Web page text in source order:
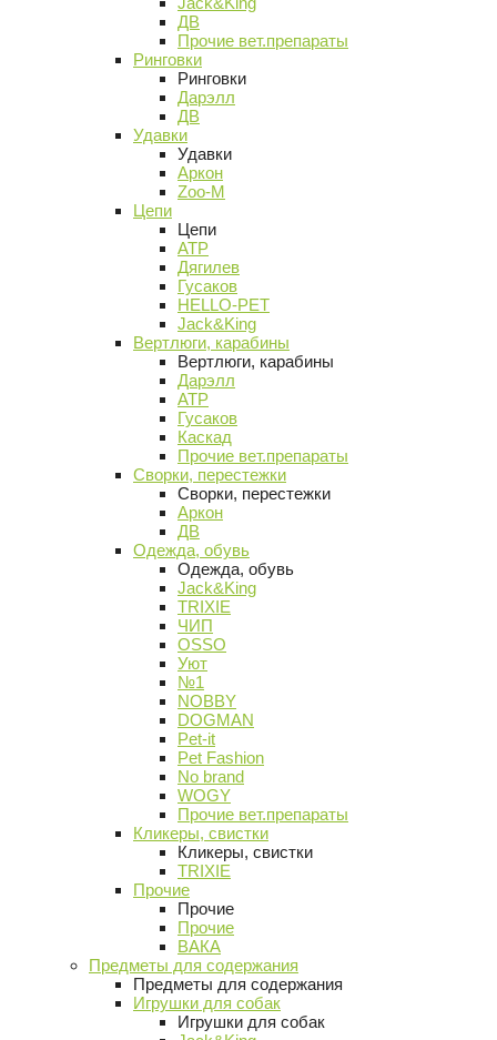
ДВ
Прочие вет.препараты
Ринговки
Ринговки
Дарэлл
ДВ
Удавки
Удавки
Аркон
Zoo-M
Цепи
Цепи
АТР
Дягилев
Гусаков
HELLO-PET
Jack&King
Вертлюги, карабины
Вертлюги, карабины
Дарэлл
АТР
Гусаков
Каскад
Прочие вет.препараты
Сворки, перестежки
Сворки, перестежки
Аркон
ДВ
Одежда, обувь
Одежда, обувь
Jack&King
TRIXIE
ЧИП
OSSO
Уют
№1
NOBBY
DOGMAN
Pet-it
Pet Fashion
No brand
WOGY
Прочие вет.препараты
Кликеры, свистки
Кликеры, свистки
TRIXIE
Прочие
Прочие
Прочие
ВАКА
Предметы для содержания
Предметы для содержания
Игрушки для собак
Игрушки для собак